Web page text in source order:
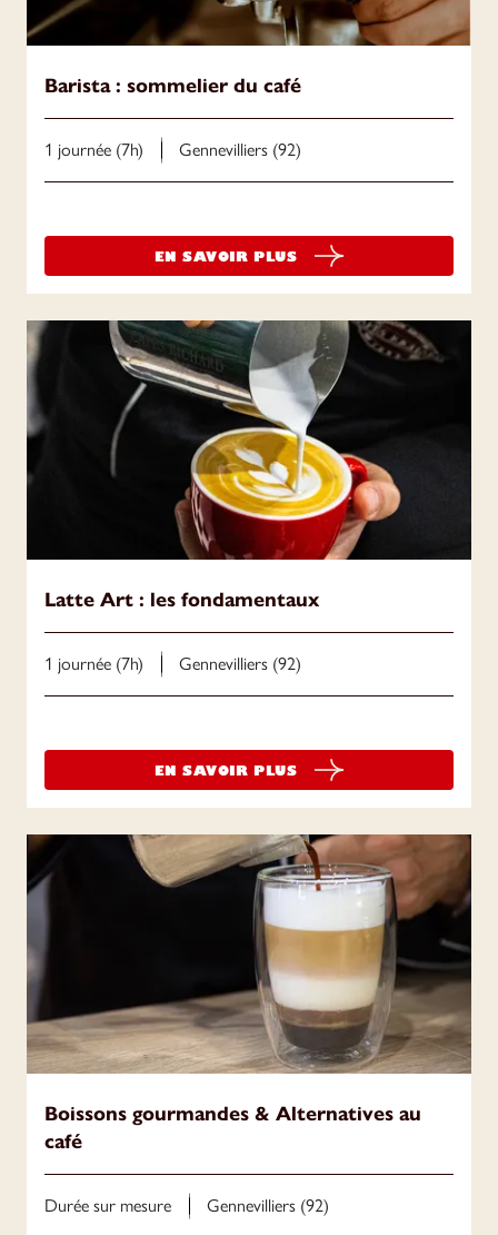
Barista : sommelier du café
1 journée (7h) Gennevilliers (92)
EN SAVOIR PLUS
Latte Art : les fondamentaux
1 journée (7h) Gennevilliers (92)
EN SAVOIR PLUS
Boissons gourmandes & Alternatives au
café
Durée sur mesure Gennevilliers (92)